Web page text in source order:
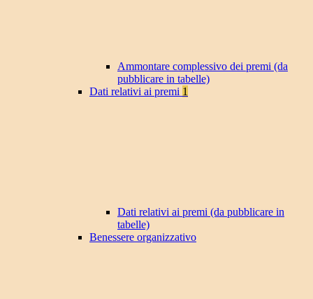
Ammontare complessivo dei premi (da
pubblicare in tabelle)
Dati relativi ai premi 1
Dati relativi ai premi (da pubblicare in
tabelle)
Benessere organizzativo